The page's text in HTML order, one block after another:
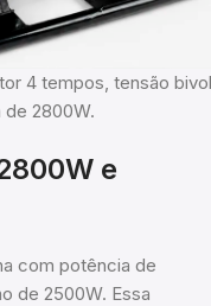
4 tempos, tensão
de 2800W.
e
com potência de
de 2500W. Essa